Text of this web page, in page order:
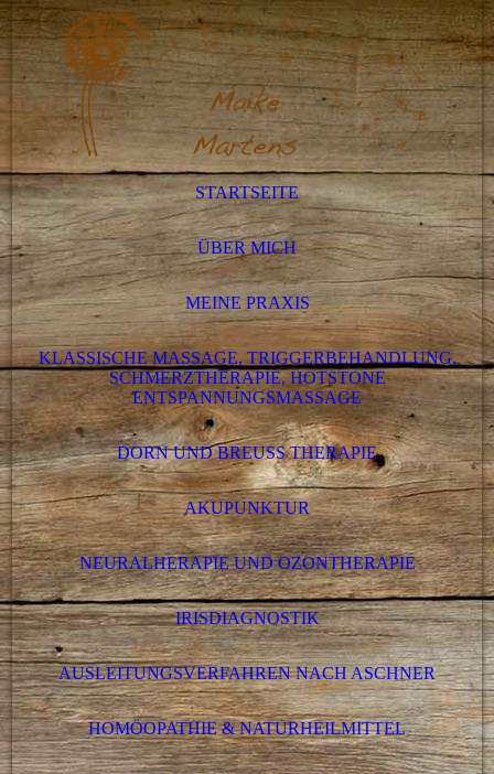
STARTSEITE
ÜBER MICH
MEINE PRAXIS
KLASSISCHE MASSAGE, TRIGGERBEHANDLUNG,
SCHMERZTHERAPIE, HOTSTONE
ENTSPANNUNGSMASSAGE
DORN UND BREUSS THERAPIE
AKUPUNKTUR
NEURALHERAPIE UND OZONTHERAPIE
IRISDIAGNOSTIK
AUSLEITUNGSVERFAHREN NACH ASCHNER
HOMÖOPATHIE & NATURHEILMITTEL